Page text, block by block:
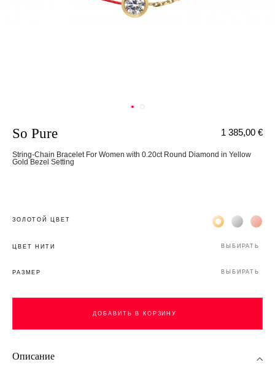
So Pure
String-Chain Bracelet For Women with 0.20ct Round Diamond in Yellow
Gold Bezel Setting
1 385,00 €
ЗОЛОТОЙ ЦВЕТ Жёлтое золото
Белое
ЦВЕТ НИТИ ВЫБИРАТЬ
РАЗМЕР ВЫБИРАТЬ
ДОБАВИТЬ В КОРЗИНУ
Описание